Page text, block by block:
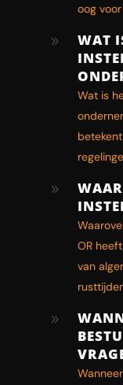
oog voor
9
WAT
Wat is
9
OR
van
9